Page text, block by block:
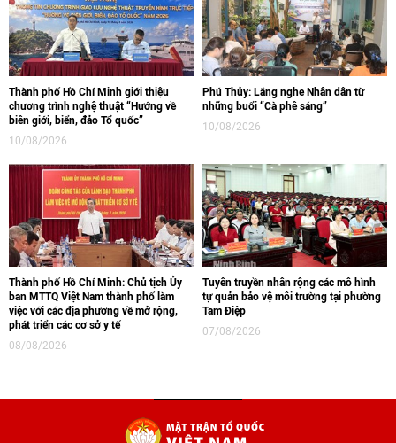
Thành phố Hồ Chí Minh giới thiệu
chương trình nghệ thuật “Hướng về
biên giới, biển, đảo Tổ quốc”
10/08/2026
Phú Thủy: Lắng nghe Nhân dân từ
những buổi “Cà phê sáng”
10/08/2026
Thành phố Hồ Chí Minh: Chủ tịch Ủy
ban MTTQ Việt Nam thành phố làm
việc với các địa phương về mở rộng,
phát triển các cơ sở y tế
08/08/2026
Tuyên truyền nhân rộng các mô hình
tự quản bảo vệ môi trường tại phường
Tam Điệp
07/08/2026